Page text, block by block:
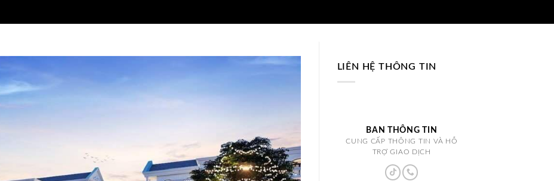
LIÊN HỆ THÔNG TIN
BAN THÔNG TIN
CUNG CẤP THÔNG TIN VÀ HỖ
TRỢ GIAO DỊCH